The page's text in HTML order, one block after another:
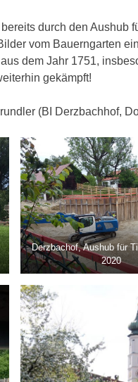
bereits durch den Aushub
vom Bauerngarten
dem Jahr 1751,
gekämpft!
(BI Derzbachhof,
Derzbachof, Aushub für
2020